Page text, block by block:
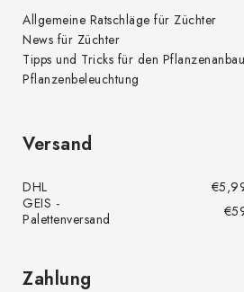
Allgemeine Ratschläge für Züchter
News für Züchter
Tipps und Tricks für den Pflanzenanbau
Pflanzenbeleuchtung
Versand
DHL
GEIS -
Palettenversand
Zahlung